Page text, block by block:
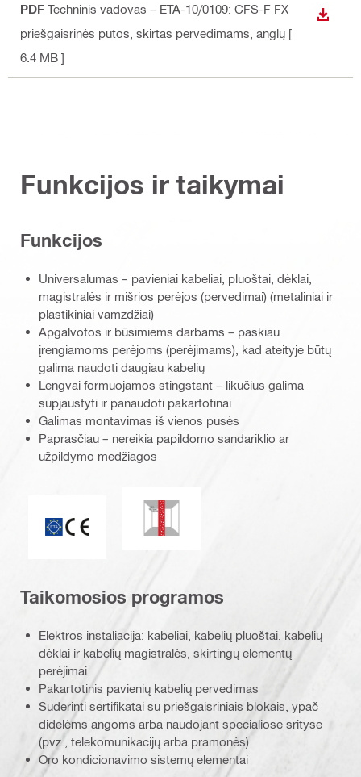
PDF Techninis vadovas – ETA-10/0109: CFS-F FX
priešgaisrinės putos, skirtas pervedimams , anglų [
6.4 MB ]
Funkcijos ir taikymai
Funkcijos
Universalumas – pavieniai kabeliai, pluoštai, dėklai,
magistralės ir mišrios perėjos (pervedimai) (metaliniai ir
plastikiniai vamzdžiai)
Apgalvotos ir būsimiems darbams – paskiau
įrengiamoms perėjoms (perėjimams), kad ateityje būtų
galima naudoti daugiau kabelių
Lengvai formuojamos stingstant – likučius galima
supjaustyti ir panaudoti pakartotinai
Galimas montavimas iš vienos pusės
Paprasčiau – nereikia papildomo sandariklio ar
užpildymo medžiagos
Atsparumas puvėsiams ir pelėsiams
Taikomosios programos
Elektros instaliacija: kabeliai, kabelių pluoštai, kabelių
dėklai ir kabelių magistralės, skirtingų elementų
perėjimai
Pakartotinis pavienių kabelių pervedimas
Suderinti sertifikatai su priešgaisriniais blokais, ypač
didelėms angoms arba naudojant specialiose srityse
(pvz., telekomunikacijų arba pramonės)
Oro kondicionavimo sistemų elementai